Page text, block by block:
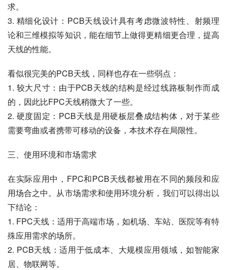
求。
3. 精细化设计：PCB天线设计具有考虑微波特性、射频理
论和三维模拟等知识，能在细节上做得更精细更合理，提高
天线的性能。
看似很完美的PCB天线，同样也存在一些弱点：
1. 较大尺寸：由于PCB天线的结构是经过线路板制作而成
的，因此比FPC天线稍微大了一些。
2. 硬度固定：PCB天线是用硬板层叠成结构体，对于某些
需要弯曲或者携带可移动的设备，本技术存在局限性。
三、使用环境和市场需求
在实际应用中，FPC和PCB天线都被用在不同的频段和应
用场合之中。从市场需求和使用环境分析，我们可以得出以
下结论：
1. FPC天线：适用于高端市场，如机场、车站、医院等有特
殊应用需求的场所。
2. PCB天线：适用于低成本、大规模应用领域，如智能家
居、物联网等。